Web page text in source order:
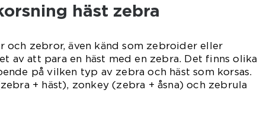
häst zebra
och zebror, även känd som zebroider eller
av att para en häst med en zebra. Det finns olika
på vilken typ av zebra och häst som korsas.
+ häst), zonkey (zebra + åsna) och zebrula